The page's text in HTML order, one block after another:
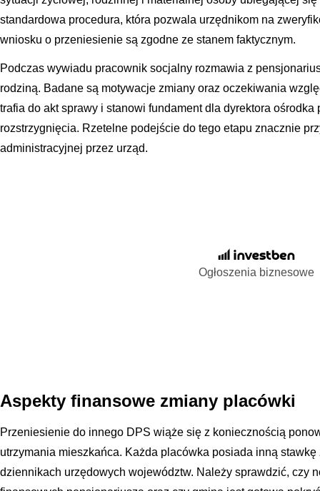
standardowa procedura, która pozwala urzędnikom na
wniosku o przeniesienie są zgodne ze stanem faktycznym.
Podczas wywiadu pracownik socjalny rozmawia z
rodziną. Badane są motywacje zmiany oraz oczekiwania
trafia do akt sprawy i stanowi fundament dla dyrektora
rozstrzygnięcia. Rzetelne podejście do tego etapu znacznie
administracyjnej przez urząd.
Ogłoszenia biznesowe
Aspekty finansowe zmiany placówki
Przeniesienie do innego DPS wiąże się z koniecznością
utrzymania mieszkańca. Każda placówka posiada inną
dziennikach urzędowych województw. Należy sprawdzić, czy